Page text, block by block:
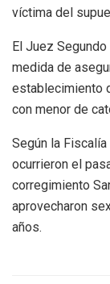
víctima del
El Juez
medida de
establecimiento
con menor de
Según la
ocurrieron el
corregimiento
aprovecharon
años.